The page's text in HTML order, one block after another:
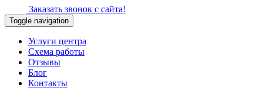
Заказать звонок с сайта!
Toggle navigation
Услуги центра
Схема работы
Отзывы
Блог
Контакты